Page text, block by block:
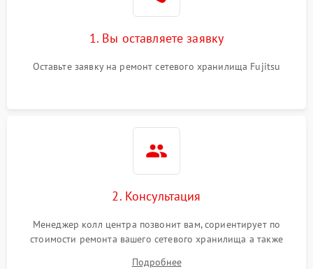
1. Вы оставляете заявку
Оставьте заявку на ремонт сетевого хранилища Fujitsu
2. Консультация
Менеджер колл центра позвонит вам, сориентирует по
стоимости ремонта вашего сетевого хранилища а также
Подробнее